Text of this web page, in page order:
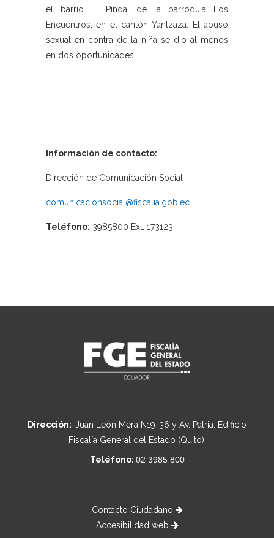
el barrio El Pindal de la parroquia Los
Encuentros, en el cantón Yantzaza. El abuso
sexual en contra de la niña se dio al menos
en dos oportunidades.
Información de contacto:
Dirección de Comunicación Social
comunicacionsocial@fiscalia.gob.ec
Teléfono: 3985800 Ext. 173123
Dirección: Juan León Mera N19-36 y Av. Patria, Edificio
Fiscalía General del Estado (Quito).
Teléfono: 02 3985 800
Contacto Ciudadano
Accesibilidad web